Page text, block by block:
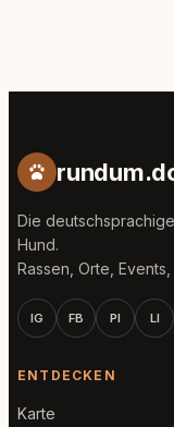
Die
Hund.
Rassen, Orte,
IG FB PI LI
ENTDECKEN
Karte